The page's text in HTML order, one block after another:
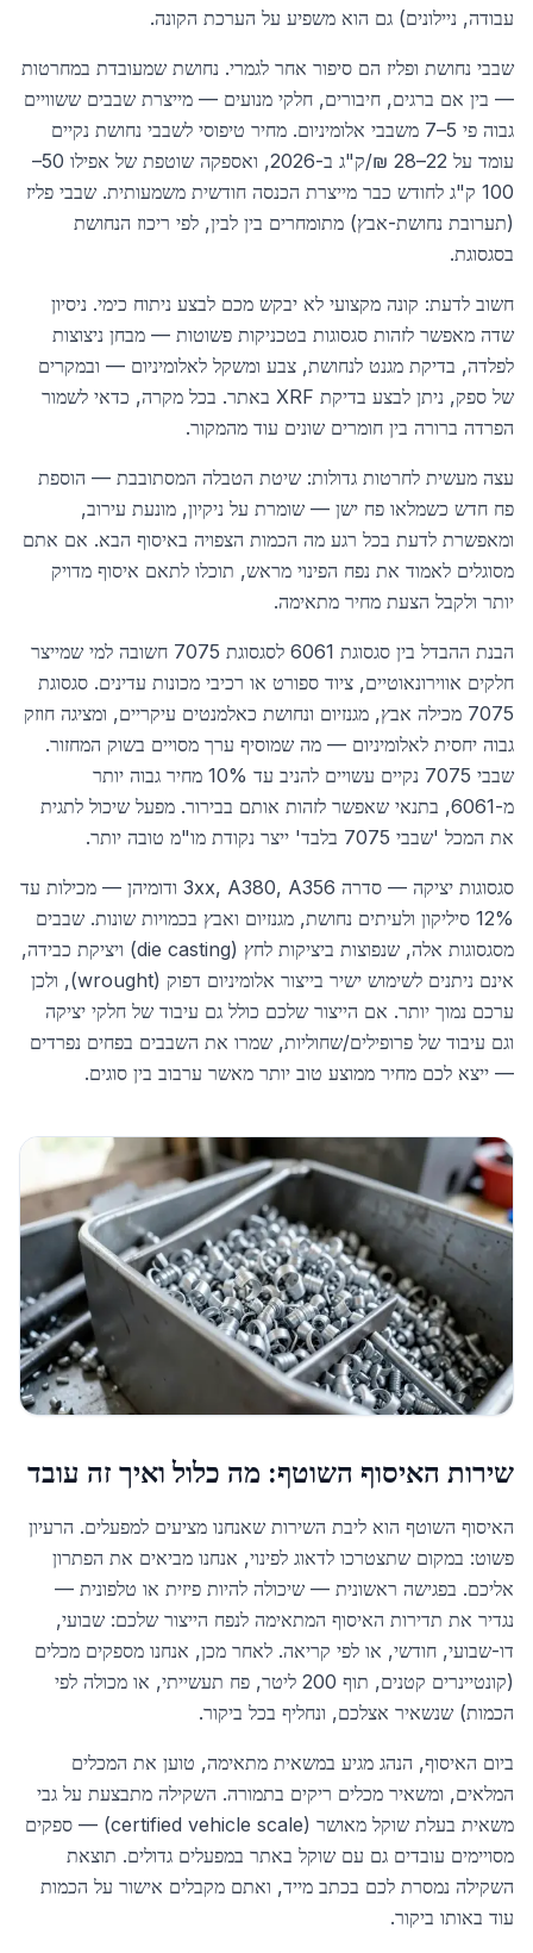
עבודה, ניילונים) גם הוא משפיע על הערכת הקונה.
שבבי נחושת ופליז הם סיפור אחר לגמרי. נחושת שמעובדת במחרטות
— בין אם ברגים, חיבורים, חלקי מנועים — מייצרת שבבים ששוויים
גבוה פי 5–7 משבבי אלומיניום. מחיר טיפוסי לשבבי נחושת נקיים
עומד על 22–28 ₪/ק"ג ב-2026, ואספקה שוטפת של אפילו 50–
100 ק"ג לחודש כבר מייצרת הכנסה חודשית משמעותית. שבבי פליז
(תערובת נחושת-אבץ) מתומחרים בין לבין, לפי ריכוז הנחושת
בסגסוגת.
חשוב לדעת: קונה מקצועי לא יבקש מכם לבצע ניתוח כימי. ניסיון
שדה מאפשר לזהות סגסוגות בטכניקות פשוטות — מבחן ניצוצות
לפלדה, בדיקת מגנט לנחושת, צבע ומשקל לאלומיניום — ובמקרים
של ספק, ניתן לבצע בדיקת XRF באתר. בכל מקרה, כדאי לשמור
הפרדה ברורה בין חומרים שונים עוד מהמקור.
עצה מעשית לחרטות גדולות: שיטת הטבלה המסתובבת — הוספת
פח חדש כשמלאו פח ישן — שומרת על ניקיון, מונעת עירוב,
ומאפשרת לדעת בכל רגע מה הכמות הצפויה באיסוף הבא. אם אתם
מסוגלים לאמוד את נפח הפינוי מראש, תוכלו לתאם איסוף מדויק
יותר ולקבל הצעת מחיר מתאימה.
הבנת ההבדל בין סגסוגת 6061 לסגסוגת 7075 חשובה למי שמייצר
חלקים אווירונאוטיים, ציוד ספורט או רכיבי מכונות עדינים. סגסוגת
7075 מכילה אבץ, מגנזיום ונחושת כאלמנטים עיקריים, ומציגה חוזק
גבוה יחסית לאלומיניום — מה שמוסיף ערך מסויים בשוק המחזור.
שבבי 7075 נקיים עשויים להניב עד 10% מחיר גבוה יותר
מ-6061, בתנאי שאפשר לזהות אותם בבירור. מפעל שיכול לתגית
את המכל 'שבבי 7075 בלבד' ייצר נקודת מו"מ טובה יותר.
סגסוגות יציקה — סדרה 3xx, A380, A356 ודומיהן — מכילות עד
12% סיליקון ולעיתים נחושת, מגנזיום ואבץ בכמויות שונות. שבבים
מסגסוגות אלה, שנפוצות ביציקות לחץ (die casting) ויציקת כבידה,
אינם ניתנים לשימוש ישיר בייצור אלומיניום דפוק (wrought), ולכן
ערכם נמוך יותר. אם הייצור שלכם כולל גם עיבוד של חלקי יציקה
וגם עיבוד של פרופילים/שחוליות, שמרו את השבבים בפחים נפרדים
— ייצא לכם מחיר ממוצע טוב יותר מאשר ערבוב בין סוגים.
שירות האיסוף השוטף: מה כלול ואיך זה עובד
האיסוף השוטף הוא ליבת השירות שאנחנו מציעים למפעלים. הרעיון
פשוט: במקום שתצטרכו לדאוג לפינוי, אנחנו מביאים את הפתרון
אליכם. בפגישה ראשונית — שיכולה להיות פיזית או טלפונית —
נגדיר את תדירות האיסוף המתאימה לנפח הייצור שלכם: שבועי,
דו-שבועי, חודשי, או לפי קריאה. לאחר מכן, אנחנו מספקים מכלים
(קונטיינרים קטנים, תוף 200 ליטר, פח תעשייתי, או מכולה לפי
הכמות) שנשאיר אצלכם, ונחליף בכל ביקור.
ביום האיסוף, הנהג מגיע במשאית מתאימה, טוען את המכלים
המלאים, ומשאיר מכלים ריקים בתמורה. השקילה מתבצעת על גבי
משאית בעלת שוקל מאושר (certified vehicle scale) — ספקים
מסויימים עובדים גם עם שוקל באתר במפעלים גדולים. תוצאת
השקילה נמסרת לכם בכתב מייד, ואתם מקבלים אישור על הכמות
עוד באותו ביקור.